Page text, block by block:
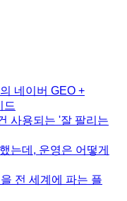
네이버 GEO +
드
사용되는 '잘 팔리는
는데, 운영은 어떻게
전 세계에 파는 플